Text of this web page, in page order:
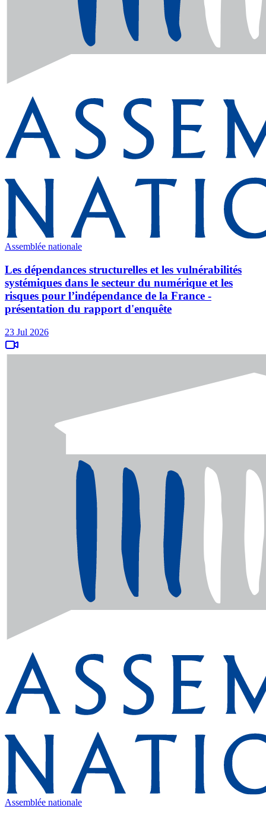
Assemblée nationale
Les dépendances structurelles et les vulnérabilités
systémiques dans le secteur du numérique et les
risques pour l’indépendance de la France -
présentation du rapport d'enquête
23 Jul 2026
Assemblée nationale